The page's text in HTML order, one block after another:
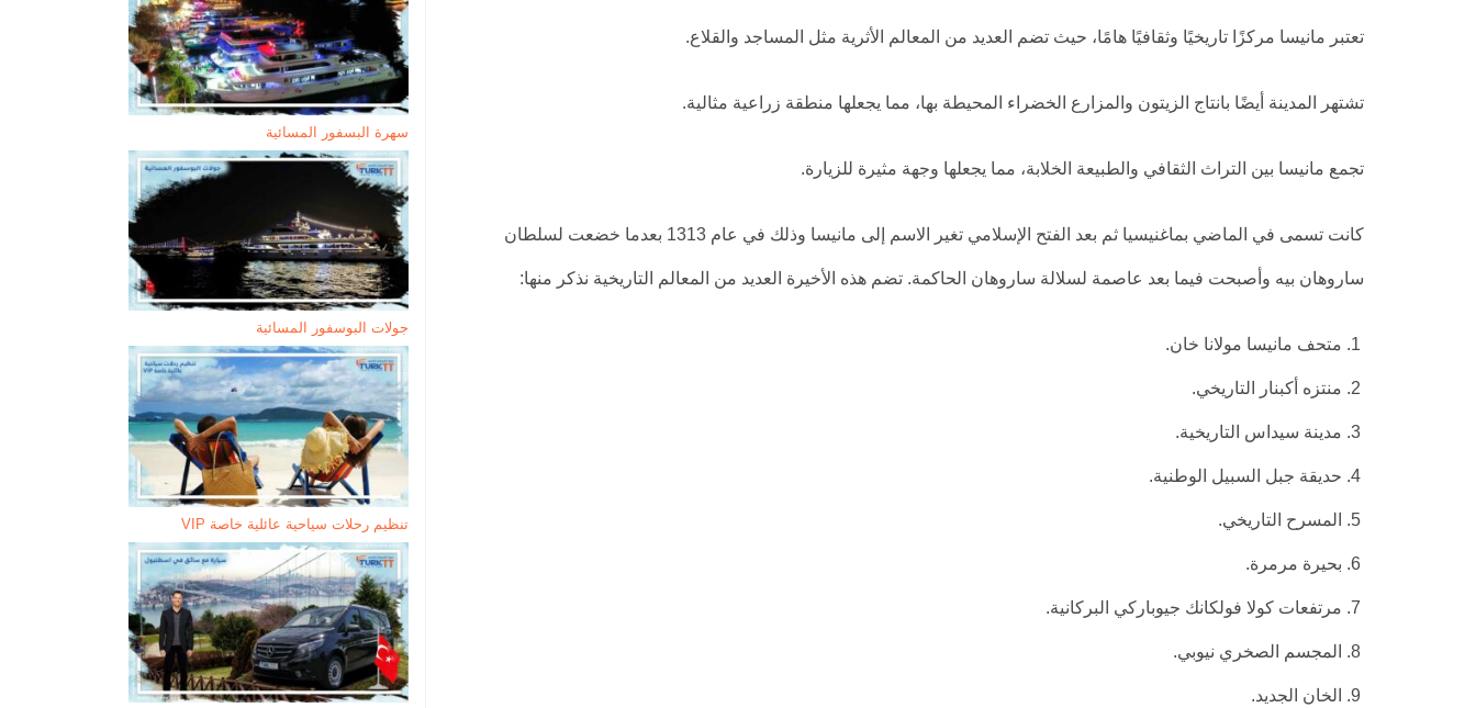
تعتبر مانيسا مركزًا تاريخيًا وثقافيًا هامًا، حيث تضم العديد من المعالم الأثرية مثل المساجد والقلاع.
تشتهر المدينة أيضًا بانتاج الزيتون والمزارع الخضراء المحيطة بها، مما يجعلها منطقة زراعية مثالية.
تجمع مانيسا بين التراث الثقافي والطبيعة الخلابة، مما يجعلها وجهة مثيرة للزيارة.
كانت تسمى في الماضي بماغنيسيا ثم بعد الفتح الإسلامي تغير الاسم إلى مانيسا وذلك في عام 1313 بعدما خضعت لسلطان
ساروهان بيه وأصبحت فيما بعد عاصمة لسلالة ساروهان الحاكمة. تضم هذه الأخيرة العديد من المعالم التاريخية نذكر منها:
متحف مانيسا مولانا خان.
منتزه أكبنار التاريخي.
مدينة سيداس التاريخية.
حديقة جبل السبيل الوطنية.
المسرح التاريخي.
بحيرة مرمرة.
مرتفعات كولا فولكانك جيوباركي البركانية.
المجسم الصخري نيوبي.
الخان الجديد.
سهرة البسفور المسائية
جولات البوسفور المسائية
تنظيم رحلات سياحية عائلية خاصة VIP